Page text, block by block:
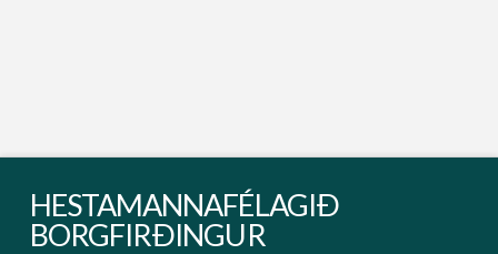
HESTAMANNAFÉLAGIÐ
BORGFIRÐINGUR